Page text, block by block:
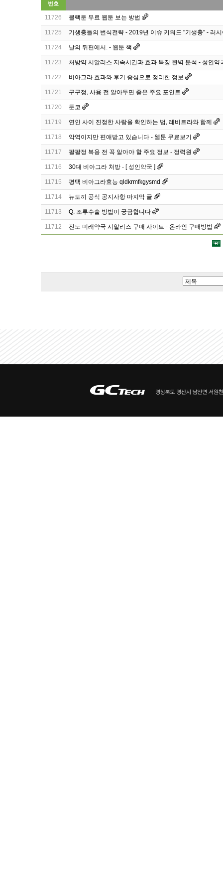
번호
11726 블랙툰 무료 웹툰 보는 방법
11725 기생충들의 번식전략 - 2019년 이슈 키워드 "기생충" - 러
11724 날의 뒤편에서. - 웹툰 책
11723 처방약 시알리스 지속시간과 효과 특징 완벽 분석 - 성인약
11722 비아그라 효과와 후기 중심으로 정리한 정보
11721 구구정, 사용 전 알아두면 좋은 주요 포인트
11720 툰코
11719 연인 사이 진정한 사랑을 확인하는 법, 레비트라와 함께
11718 악역이지만 편애받고 있습니다 - 웹툰 무료보기
11717 팔팔정 복용 전 꼭 알아야 할 주요 정보 - 정력원
11716 30대 비아그라 처방 - [ 성인약국 ]
11715 평택 비아그라효능 qldkrmfkgysmd
11714 뉴토끼 공식 공지사항 마지막 글
11713 Q. 조루수술 방법이 궁금합니다
11712 진도 미래약국 시알리스 구매 사이트 - 온라인 구매방법